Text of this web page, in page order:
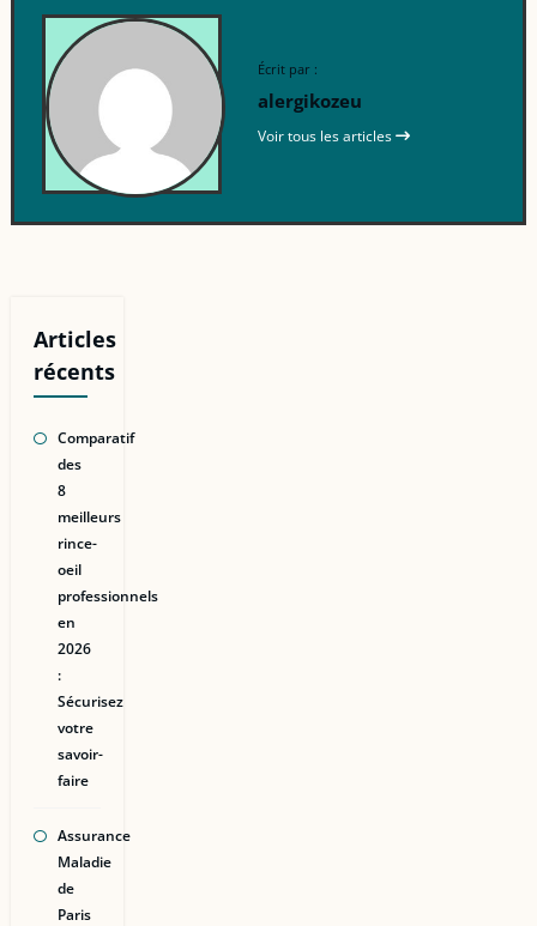
Écrit par :
alergikozeu
Voir tous les articles
Articles
récents
Comparatif
des
8
meilleurs
rince-
oeil
professionnels
en
2026
:
Sécurisez
votre
savoir-
faire
Assurance
Maladie
de
Paris